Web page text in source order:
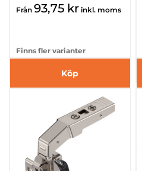
Från 93,75 kr inkl. moms
Finns fler varianter
Köp